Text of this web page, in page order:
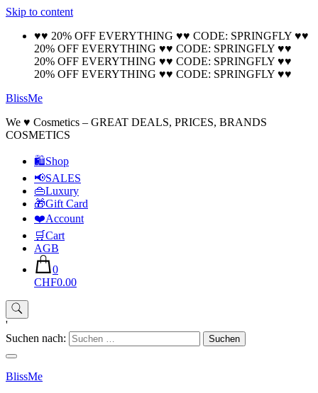
Skip to content
♥♥ 20% OFF EVERYTHING ♥♥ CODE: SPRINGFLY ♥♥
20% OFF EVERYTHING ♥♥ CODE: SPRINGFLY ♥♥
20% OFF EVERYTHING ♥♥ CODE: SPRINGFLY ♥♥
20% OFF EVERYTHING ♥♥ CODE: SPRINGFLY ♥♥
BlissMe
We ♥ Cosmetics – GREAT DEALS, PRICES, BRANDS
COSMETICS
🛍Shop
📢SALES
👜Luxury
🎁Gift Card
❤️Account
🛒Cart
AGB
0
CHF0.00
'
Suchen nach:
BlissMe